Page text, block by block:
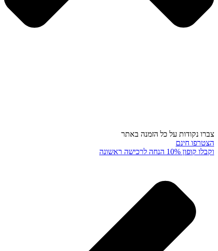
צברו נקודות על כל הזמנה באתר
הצטרפו חינם
וקבלו קופון 10% הנחה לרכישה ראשונה